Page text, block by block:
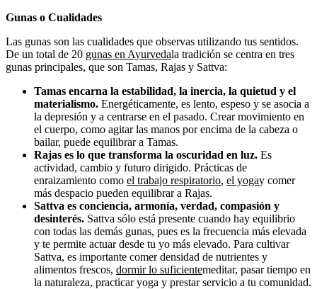
Gunas o Cualidades
Las gunas son las cualidades que observas utilizando tus sentidos.
De un total de 20 gunas en Ayurvedala tradición se centra en tres
gunas principales, que son Tamas, Rajas y Sattva:
Tamas encarna la estabilidad, la inercia, la quietud y el
materialismo. Energéticamente, es lento, espeso y se asocia a
la depresión y a centrarse en el pasado. Crear movimiento en
el cuerpo, como agitar las manos por encima de la cabeza o
bailar, puede equilibrar a Tamas.
Rajas es lo que transforma la oscuridad en luz. Es
actividad, cambio y futuro dirigido. Prácticas de
enraizamiento como el trabajo respiratorio, el yogay comer
más despacio pueden equilibrar a Rajas.
Sattva es conciencia, armonía, verdad, compasión y
desinterés. Sattva sólo está presente cuando hay equilibrio
con todas las demás gunas, pues es la frecuencia más elevada
y te permite actuar desde tu yo más elevado. Para cultivar
Sattva, es importante comer densidad de nutrientes y
alimentos frescos, dormir lo suficientemeditar, pasar tiempo en
la naturaleza, practicar yoga y prestar servicio a tu comunidad.